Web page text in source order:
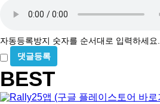
수
록
방
지
자동등록방지 숫자를 순서대로 입력하세요.
비
밀
글
사
용
BEST